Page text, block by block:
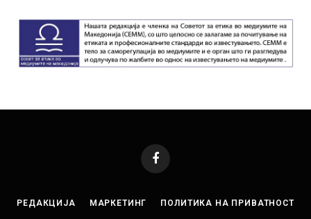
Facebook
РЕДАКЦИЈА МАРКЕТИНГ ПОЛИТИКА НА ПРИВАТНОСТ